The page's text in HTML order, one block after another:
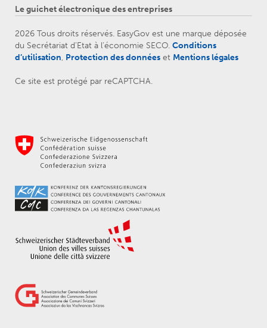
Le guichet électronique des entreprises
2026 Tous droits réservés. EasyGov est une marque déposée
du Secrétariat d’Etat à l’économie SECO. Conditions
d’utilisation, Protection des données et Mentions légales
Ce site est protégé par reCAPTCHA.